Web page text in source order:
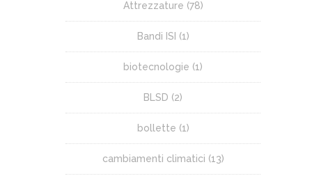
Attrezzature (78)
Bandi ISI (1)
biotecnologie (1)
BLSD (2)
bollette (1)
cambiamenti climatici (13)